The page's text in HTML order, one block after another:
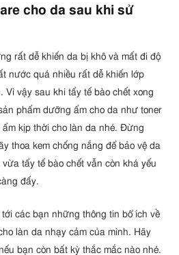
cho da sau khi sử
rất dễ khiến da bị khô và mất đi độ
nước quá nhiều rất dễ khiến lớp
Vì vậy sau khi tẩy tế bào chết xong
phẩm dưỡng ẩm cho da như toner
kịp thời cho làn da nhé. Đừng
thoa kem chống nắng để bảo vệ da
tẩy tế bào chết vẫn còn khá yếu
đấy.
các bạn những thông tin bổ ích về
làn da nhạy cảm của mình. Hãy
bạn còn bất kỳ thắc mắc nào nhé.